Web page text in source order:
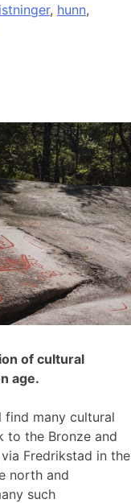
, hunn,
of cultural
age.
find many cultural
to the Bronze and
Fredrikstad in the
north and
such